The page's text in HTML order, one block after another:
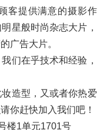
客提供满意的摄影作
星般时尚杂志大片，
广告大片。
们在乎技术和经验，
造型，又或者你热爱
你赶快加入我们吧！
楼1单元1701号